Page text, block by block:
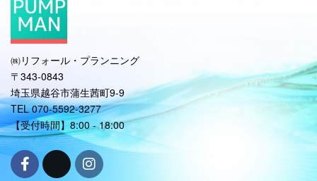
㈱リフォール・プランニング
〒343-0843
埼玉県越谷市蒲生茜町9-9
TEL 070-5592-3277
【受付時間】8:00 - 18:00